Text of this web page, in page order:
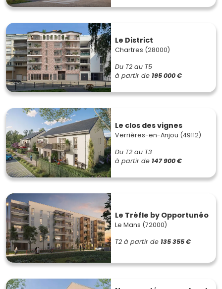
Le District
Chartres (28000)
Du T2 au T5
à partir de 195 000 €
Le clos des vignes
Verrières-en-Anjou (49112)
Du T2 au T3
à partir de 147 900 €
Le Trèfle by Opportunéo
Le Mans (72000)
T2 à partir de 135 355 €